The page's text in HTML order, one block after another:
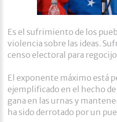
Es el sufrimiento de los
violencia sobre las ideas.
censo electoral para
El exponente máximo está
ejemplificado en el hecho
gana en las urnas y
ha sido derrotado por un